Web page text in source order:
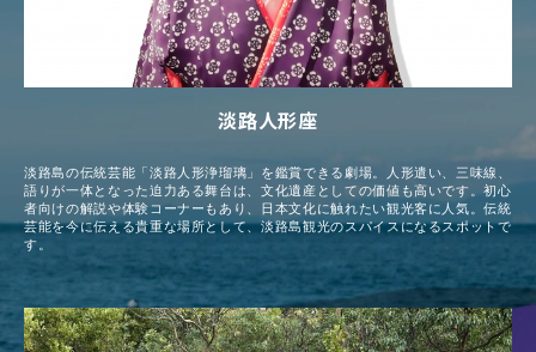
淡路人形座
淡路島の伝統芸能「淡路人形浄瑠璃」を鑑賞できる劇場。人形遣い、三味線、
語りが一体となった迫力ある舞台は、文化遺産としての価値も高いです。初心
者向けの解説や体験コーナーもあり、日本文化に触れたい観光客に人気。伝統
芸能を今に伝える貴重な場所として、淡路島観光のスパイスになるスポットで
す。